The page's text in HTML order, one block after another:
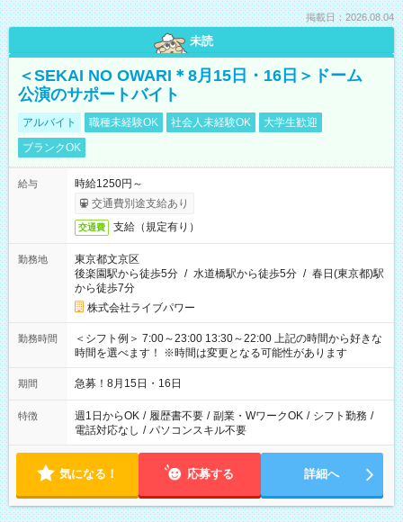
掲載日：2026.08.04
未読
＜SEKAI NO OWARI＊8月15日・16日＞ドーム
公演のサポートバイト
アルバイト 職種未経験OK 社会人未経験OK
大学生歓迎
ブランクOK
給与
時給1250円～
交通費別途支給あり
交通費 支給（規定有り）
勤務地
東京都文京区
後楽園駅から徒歩5分 / 水道橋駅から徒歩5分 / 春日(東京都)駅
から徒歩7分
株式会社ライブパワー
勤務時間
＜シフト例＞ 7:00～23:00 13:30～22:00 上記の時間から好きな
時間を選べます！ ※時間は変更となる可能性があります
期間 急募！8月15日・16日
特徴 週1日からOK / 履歴書不要 / 副業・WワークOK / シフト勤務 /
電話対応なし / パソコンスキル不要
気になる！ 応募する 詳細へ